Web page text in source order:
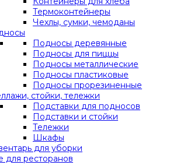
Термоконтейнеры
Чехлы, сумки, чемоданы
Подносы деревянные
Подносы для пиццы
Подносы металлические
Подносы пластиковые
Подносы прорезиненные
стойки, тележки
Подставки для подносов
Подставки и стойки
Тележки
Шкафы
для уборки
для ресторанов